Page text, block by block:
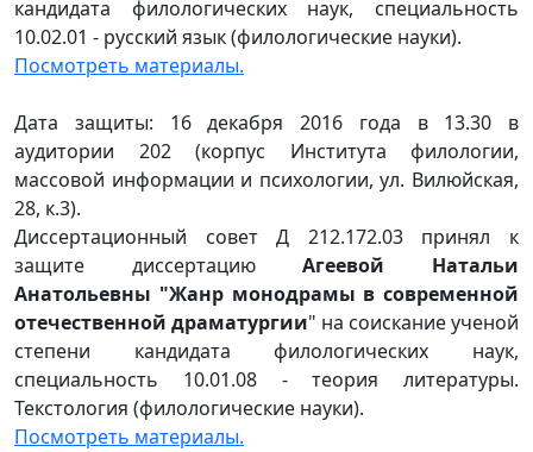
кандидата филологических наук, специальность
10.02.01 - русский язык (филологические науки).
Посмотреть материалы.
Дата защиты: 16 декабря 2016 года в 13.30 в
аудитории 202 (корпус Института филологии,
массовой информации и психологии, ул. Вилюйская,
28, к.3).
Диссертационный совет Д 212.172.03 принял к
защите диссертациюАгеевой Натальи
Анатольевны "Жанр монодрамы в современной
отечественной драматургии" на соискание ученой
степени кандидата филологических наук,
специальность 10.01.08 - теория литературы.
Текстология (филологические науки).
Посмотреть материалы.